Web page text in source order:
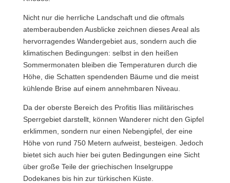
Nicht nur die herrliche Landschaft und die oftmals
atemberaubenden Ausblicke zeichnen dieses Areal als
hervorragendes Wandergebiet aus, sondern auch die
klimatischen Bedingungen: selbst in den heißen
Sommermonaten bleiben die Temperaturen durch die
Höhe, die Schatten spendenden Bäume und die meist
kühlende Brise auf einem annehmbaren Niveau.
Da der oberste Bereich des Profitis Ilias militärisches
Sperrgebiet darstellt, können Wanderer nicht den Gipfel
erklimmen, sondern nur einen Nebengipfel, der eine
Höhe von rund 750 Metern aufweist, besteigen. Jedoch
bietet sich auch hier bei guten Bedingungen eine Sicht
über große Teile der griechischen Inselgruppe
Dodekanes bis hin zur türkischen Küste.